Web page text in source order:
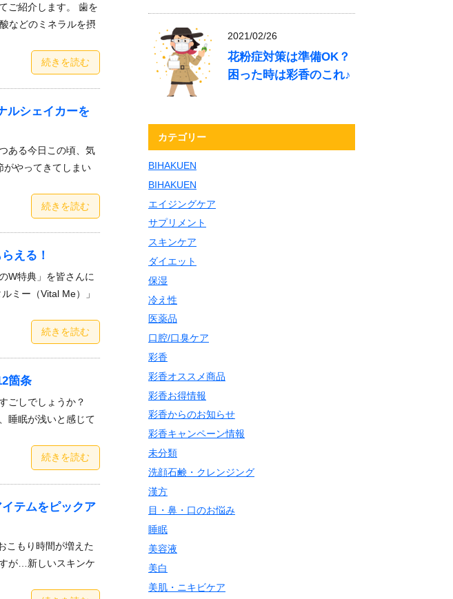
ご紹介します。 歯を
などのミネラルを摂
続きを読む
ルシェイカーを
ある今日この頃、気
がやってきてしまい
続きを読む
える！
W特典」を皆さんに
ミー（Vital Me）」
続きを読む
箇条
ごしでしょうか？
睡眠が浅いと感じて
続きを読む
テムをピックア
こもり時間が増えた
が…新しいスキンケ
2021/02/26
花粉症対策は準備OK？
困った時は彩香のこれ♪
カテゴリー
BIHAKUEN
BIHAKUEN
エイジングケア
サプリメント
スキンケア
ダイエット
保湿
冷え性
医薬品
口腔/口臭ケア
彩香
彩香オススメ商品
彩香お得情報
彩香からのお知らせ
彩香キャンペーン情報
未分類
洗顔石鹸・クレンジング
漢方
目・鼻・口のお悩み
睡眠
美容液
美白
美肌・ニキビケア